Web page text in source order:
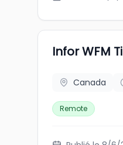
Infor WFM
Canada
Remote